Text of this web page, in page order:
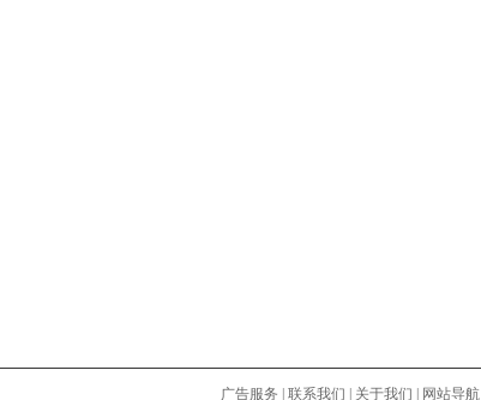
广告服务 联系我们 关于我们 网站导航